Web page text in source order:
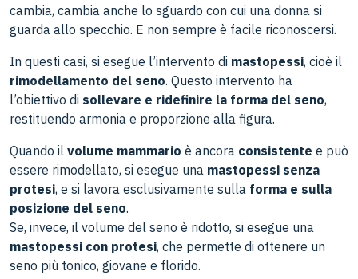
cambia, cambia anche lo sguardo con cui una donna si
guarda allo specchio. E non sempre è facile riconoscersi.
In questi casi, si esegue l’intervento di mastopessi, cioè il
rimodellamento del seno. Questo intervento ha
l’obiettivo di sollevare e ridefinire la forma del seno,
restituendo armonia e proporzione alla figura.
Quando il volume mammario è ancora consistente e può
essere rimodellato, si esegue una mastopessi senza
protesi, e si lavora esclusivamente sulla forma e sulla
posizione del seno.
Se, invece, il volume del seno è ridotto, si esegue una
mastopessi con protesi, che permette di ottenere un
seno più tonico, giovane e florido.